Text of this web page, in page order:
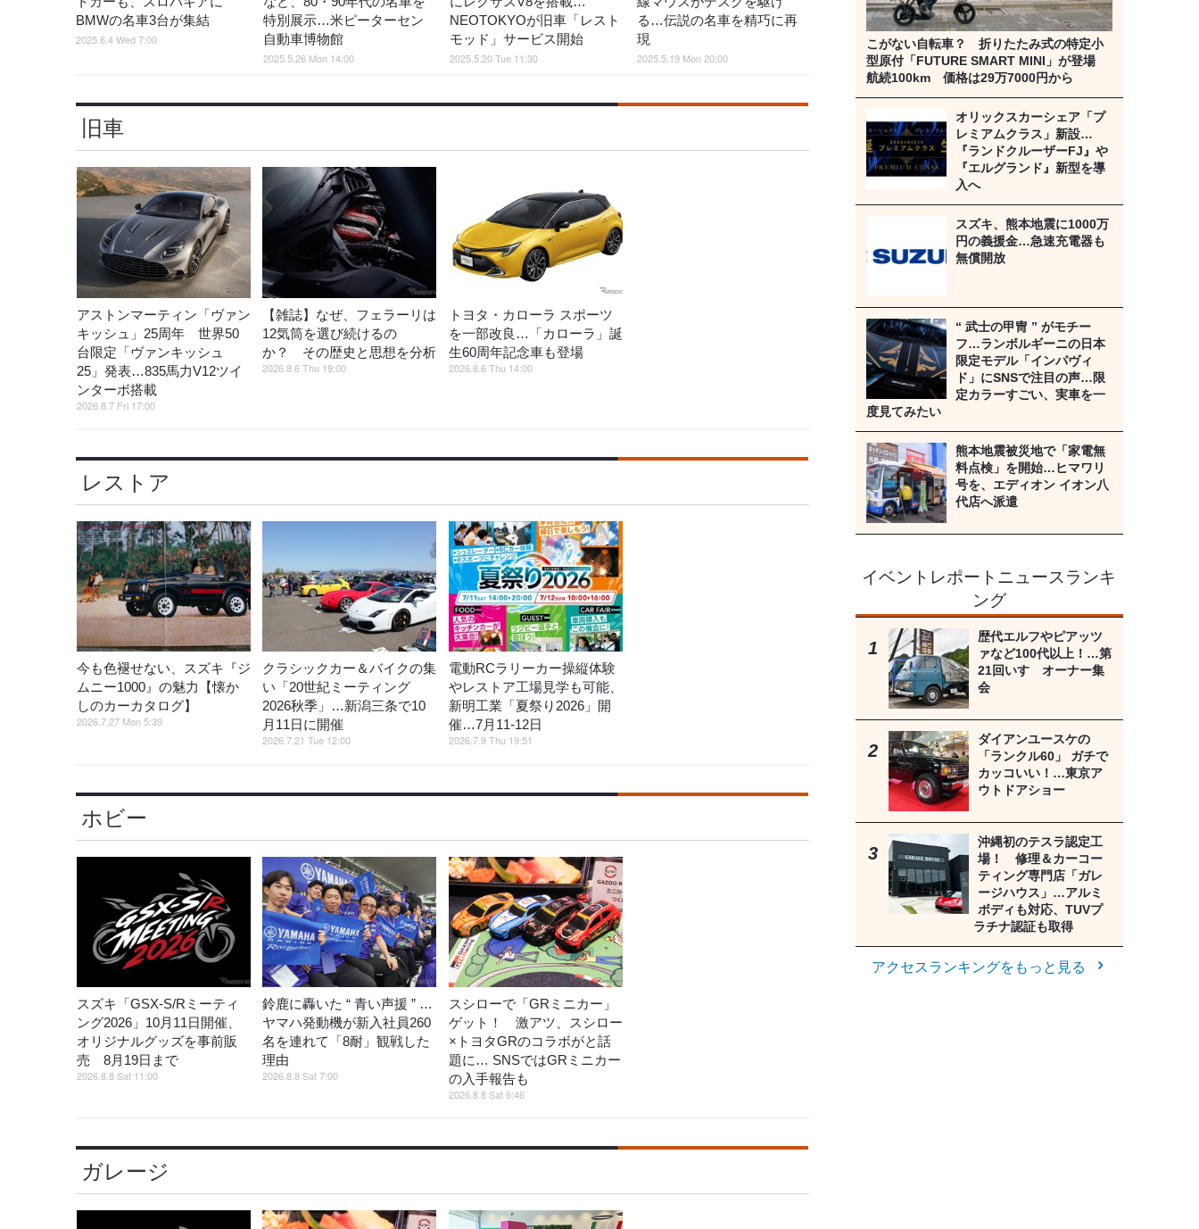
BMWの名車3台が集結
2025.6.4 Wed 7:00
特別展示…米ピーターセン
自動車博物館
2025.5.26 Mon 14:00
NEOTOKYOが旧車「レスト
モッド」サービス開始
2025.5.20 Tue 11:30
る…伝説の名車を精巧に再
現
2025.5.19 Mon 20:00
旧車
アストンマーティン「ヴァン
キッシュ」25周年 世界50
台限定「ヴァンキッシュ
25」発表…835馬力V12ツイ
ンターボ搭載
2026.8.7 Fri 17:00
【雑誌】なぜ、フェラーリは
12気筒を選び続けるの
か？ その歴史と思想を分析
2026.8.6 Thu 19:00
トヨタ・カローラ スポーツ
を一部改良…「カローラ」誕
生60周年記念車も登場
2026.8.6 Thu 14:00
レストア
今も色褪せない、スズキ『ジ
ムニー1000』の魅力【懐か
しのカーカタログ】
2026.7.27 Mon 5:39
クラシックカー＆バイクの集
い「20世紀ミーティング
2026秋季」…新潟三条で10
月11日に開催
2026.7.21 Tue 12:00
電動RCラリーカー操縦体験
やレストア工場見学も可能、
新明工業「夏祭り2026」開
催…7月11‐12日
2026.7.9 Thu 19:51
ホビー
スズキ「GSX-S/Rミーティ
ング2026」10月11日開催、
オリジナルグッズを事前販
売 8月19日まで
2026.8.8 Sat 11:00
鈴鹿に轟いた “ 青い声援 ” …
ヤマハ発動機が新入社員260
名を連れて「8耐」観戦した
理由
2026.8.8 Sat 7:00
スシローで「GRミニカー」
ゲット！ 激アツ、スシロー
×トヨタGRのコラボがと話
題に… SNSではGRミニカー
の入手報告も
2026.8.8 Sat 6:46
ガレージ
こがない自転車？ 折りたたみ式の特定小
型原付「FUTURE SMART MINI」が登場
航続100km 価格は29万7000円から
オリックスカーシェア「プ
レミアムクラス」新設…
『ランドクルーザーFJ』や
『エルグランド』新型を導
入へ
スズキ、熊本地震に1000万
円の義援金…急速充電器も
無償開放
“ 武士の甲冑 ” がモチー
フ…ランボルギーニの日本
限定モデル「インパヴィ
ド」にSNSで注目の声…限
定カラーすごい、実車を一
度見てみたい
熊本地震被災地で「家電無
料点検」を開始…ヒマワリ
号を、エディオン イオン八
代店へ派遣
イベントレポートニュースランキ
ング
歴代エルフやピアッツ
ァなど100代以上！…第
21回いすゞオーナー集
会
ダイアンユースケの
「ランクル60」 ガチで
カッコいい！…東京ア
ウトドアショー
沖縄初のテスラ認定工
場！ 修理＆カーコー
ティング専門店「ガレ
ージハウス」…アルミ
ボディも対応、TUVプ
ラチナ認証も取得
アクセスランキングをもっと見る